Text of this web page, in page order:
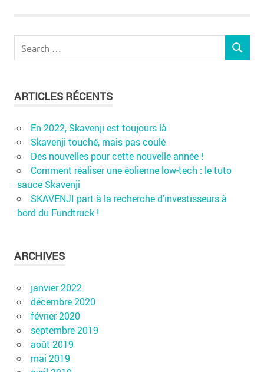
for:
SEARCH
ARTICLES RÉCENTS
En 2022, Skavenji est toujours là
Skavenji touché, mais pas coulé
Des nouvelles pour cette nouvelle année !
Comment réaliser une éolienne low-tech : le tuto
sauce Skavenji
SKAVENJI part à la recherche d’investisseurs à
bord du Fundtruck !
ARCHIVES
janvier 2022
décembre 2020
février 2020
septembre 2019
août 2019
mai 2019